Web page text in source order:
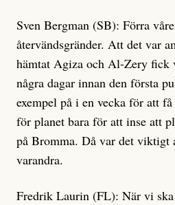
Sven Bergman (SB): Förra
återvändsgränder. Att det var
hämtat Agiza och Al-Zery fick
några dagar innan den första
exempel på i en vecka för att
för planet bara för att inse att
på Bromma. Då var det viktigt
varandra.
Fredrik Laurin (FL): När vi